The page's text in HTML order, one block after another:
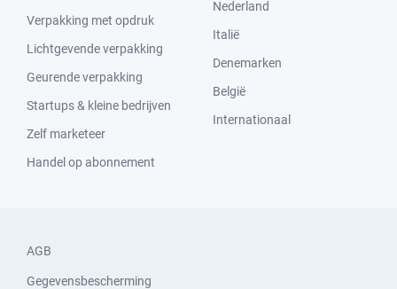
Verpakking met opdruk
Lichtgevende verpakking
Geurende verpakking
Startups & kleine bedrijven
Zelf marketeer
Handel op abonnement
Nederland
Italië
Denemarken
België
Internationaal
AGB
Gegevensbescherming